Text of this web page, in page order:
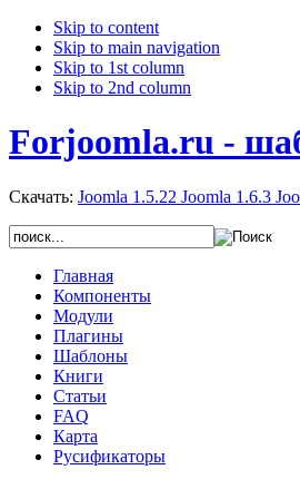
Skip to content
Skip to main navigation
Skip to 1st column
Skip to 2nd column
Forjoomla.ru -
Скачать: Joomla 1.5.22 Joomla 1.6.3
Главная
Компоненты
Модули
Плагины
Шаблоны
Книги
Статьи
FAQ
Карта
Русификаторы